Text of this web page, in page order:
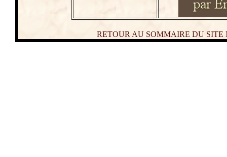
RETOUR AU SOMMAIRE DU